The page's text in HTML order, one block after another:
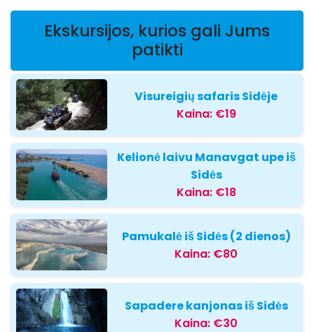
Ekskursijos, kurios gali Jums
patikti
Visureigių safaris Sidėje
Kaina: €19
Kelionė laivu Manavgat upe iš
Sidės
Kaina: €18
Pamukalė iš Sidės (2 dienos)
Kaina: €80
Sapadere kanjonas iš Sidės
Kaina: €30